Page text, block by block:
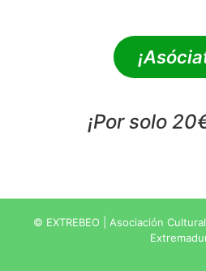
¡Por solo
© EXTREBEO | Asociación